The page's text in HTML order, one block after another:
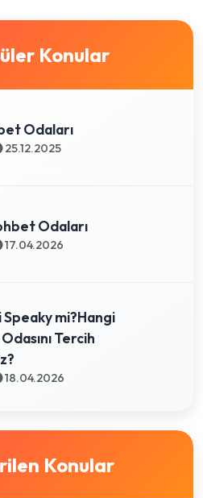
Konular
Odaları
25.12.2025
Odaları
17.04.2026
mi?Hangi
Tercih
18.04.2026
Konular